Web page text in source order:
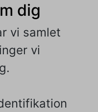
dig
vi samlet
vi